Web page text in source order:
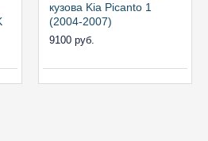
кузова Kia Picanto 1
(2004-2007)
9100 руб.